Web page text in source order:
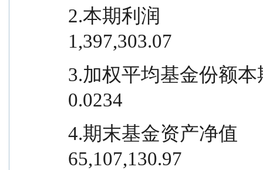
2.本期利润
1,397,303.07
3.加权平均基金份额本
0.0234
4.期末基金资产净值
65,107,130.97